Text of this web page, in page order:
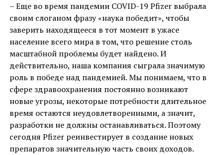
– Еще во время пандемии COVID-19 Pfizer выбрала
своим слоганом фразу «наука победит», чтобы
заверить находящееся в тот момент в ужасе
население всего мира в том, что решение столь
масштабной проблемы будет найдено. И
действительно, наша компания сыграла значимую
роль в победе над пандемией. Мы понимаем, что в
сфере здравоохранения постоянно возникают
новые угрозы, некоторые потребности длительное
время остаются неудовлетворенными, а значит,
разработки не должны останавливаться. Поэтому
сегодня Pfizer реинвестирует в создание новых
препаратов значительную часть своих доходов.